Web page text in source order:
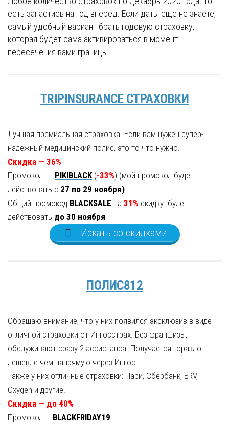
есть запастись на год вперед. Если даты еще не знаете,
самый удобный вариант брать годовую страховку,
которая будет сама активироваться в момент
пересечения вами границы.
TRIPINSURANCE СТРАХОВКИ
Лучшая премиальная страховка. Если вам нужен супер-
надежный медицинский полис, это то что нужно.
Скидка — 36%
Промокод — PIKIBLACK (-33%) (мой промокод будет
действовать с 27 по 29 ноября)
Общий промокод BLACKSALE на 31% скидку будет
действовать до 30 ноября
Искать со скидками
ПОЛИС812
Обращаю внимание, что у них появился эксклюзив в виде
отличной страховки от Ингосстрах. Без франшизы,
обслуживают сразу 2 ассистанса. Получается гораздо
дешевле чем напрямую через Ингос.
Также у них отличные страховки: Пари, Сбербанк, ERV,
Oxygen и другие.
Скидка — до 40%
Промокод — BLACKFRIDAY19